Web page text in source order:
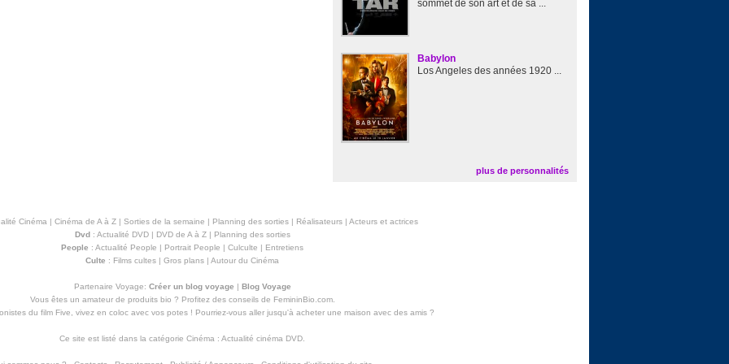
sommet de son art et de sa ...
Babylon
Los Angeles des années 1920 ...
plus de personnalités
Cinéma | Cinéma de A à Z| Sorties de la semaine | Planning des sorties| Réalisateurs| Acteurs et actrices
Dvd: Actualité DVD| DVD de A à Z| Planning des sorties
People : Actualité People | Portrait People | Culculte | Entretiens
Culte : Films cultes | Gros plans | Autour du Cinéma
Partenaire Voyage: Créer un blog voyage | Blog Voyage
Vous êtes un amateur de produits bio ? Profitez des conseils de FemininBio.com.
du film Five, vivez en coloc avec vos potes ! Pourriez-vous aller jusqu'à acheter une maison avec des amis?
Ce site est listé dans la catégorie Cinéma : Actualité cinéma DVD